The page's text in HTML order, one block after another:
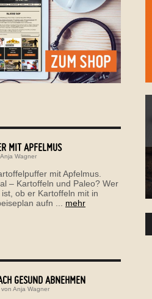
MIT APFELMUS
Anja Wagner
mit Apfelmus.
– Kartoffeln und Paleo? Wer
ob er Kartoffeln mit in
aufn ... mehr
GESUND ABNEHMEN
von Anja Wagner